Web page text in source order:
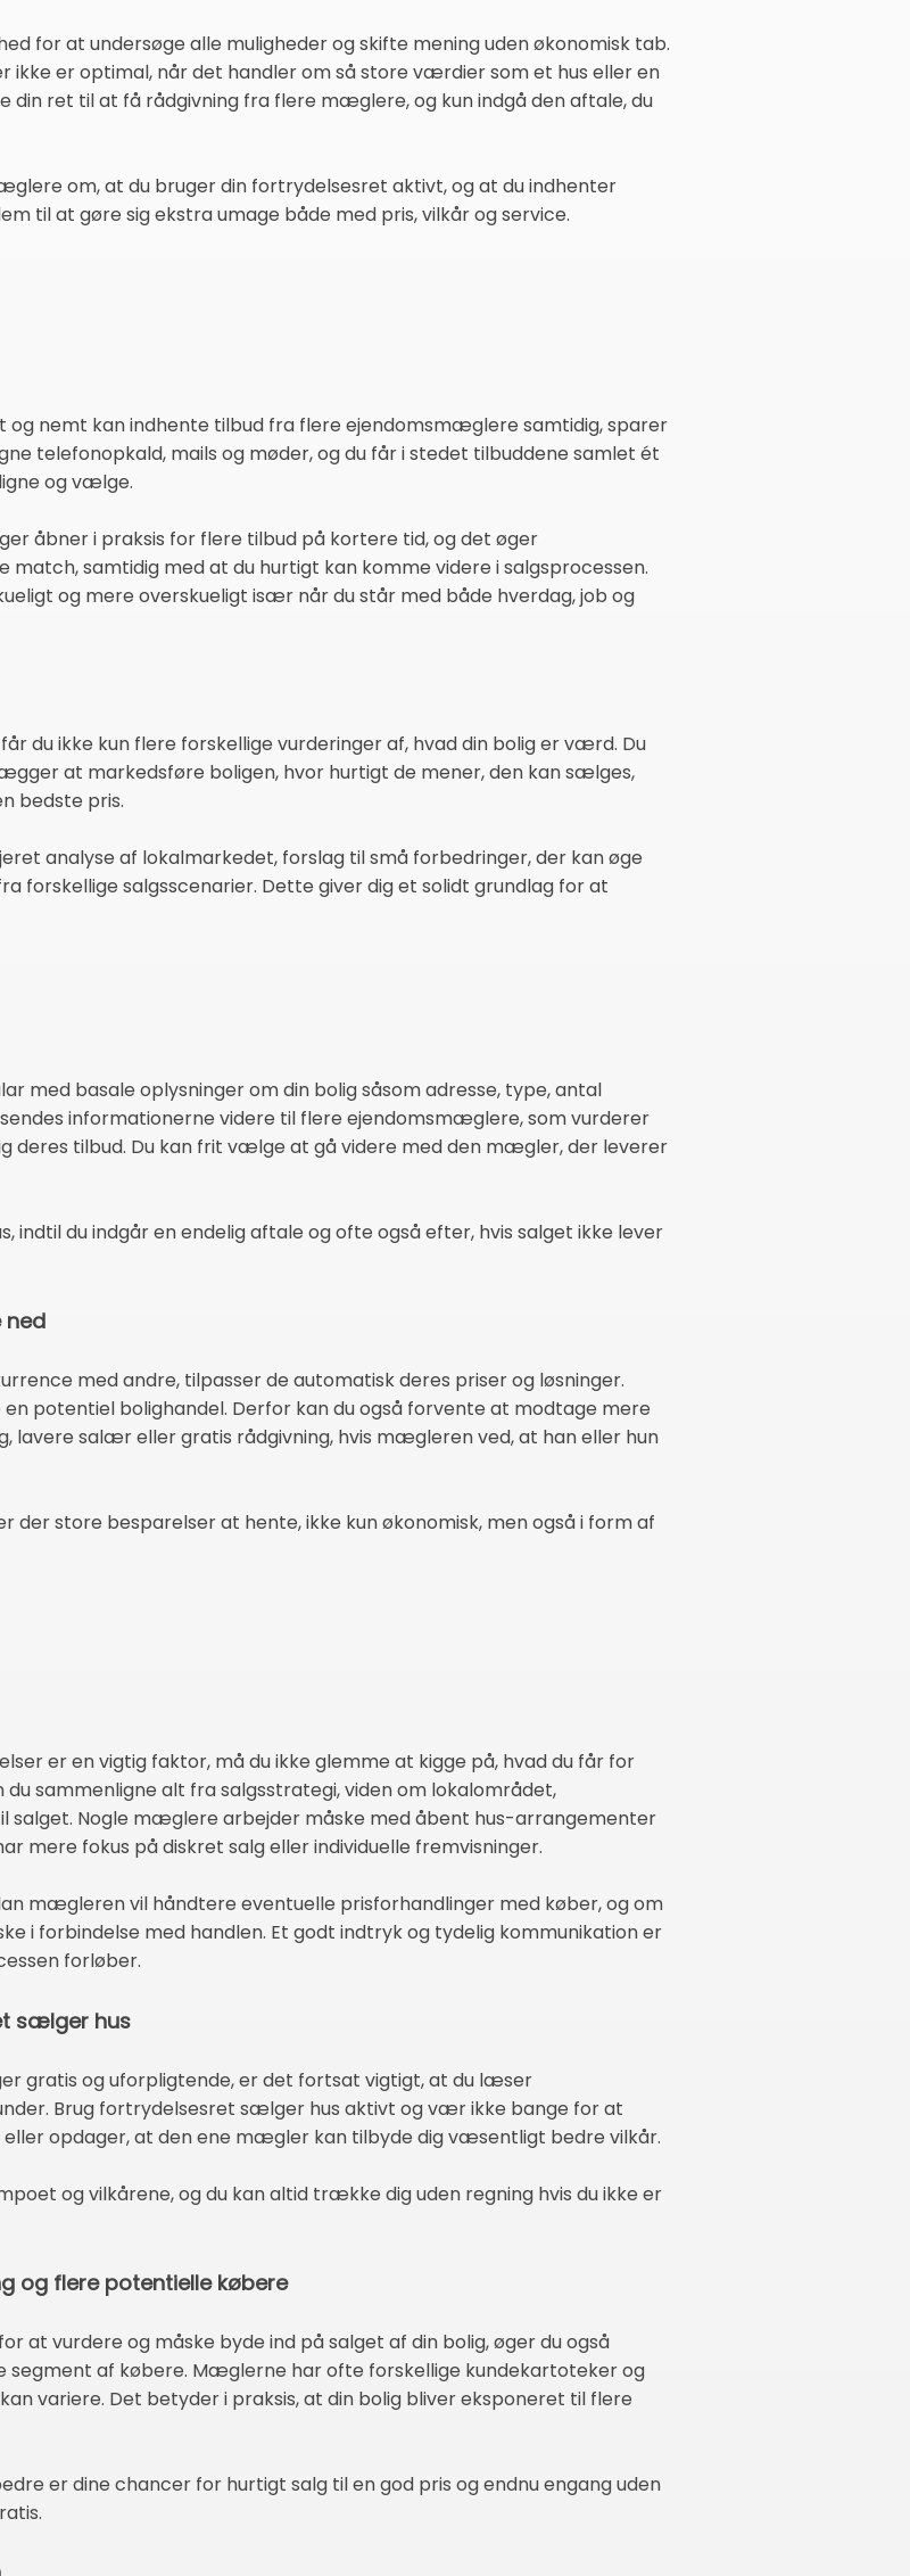
for at undersøge alle muligheder og skifte mening uden økonomisk tab.
ikke er optimal, når det handler om så store værdier som et hus eller en
din ret til at få rådgivning fra flere mæglere, og kun indgå den aftale, du
om, at du bruger din fortrydelsesret aktivt, og at du indhenter
til at gøre sig ekstra umage både med pris, vilkår og service.
nemt kan indhente tilbud fra flere ejendomsmæglere samtidig, sparer
telefonopkald, mails og møder, og du får i stedet tilbuddene samlet ét
og vælge.
åbner i praksis for flere tilbud på kortere tid, og det øger
samtidig med at du hurtigt kan komme videre i salgsprocessen.
og mere overskueligt især når du står med både hverdag, job og
du ikke kun flere forskellige vurderinger af, hvad din bolig er værd. Du
at markedsføre boligen, hvor hurtigt de mener, den kan sælges,
bedste pris.
analyse af lokalmarkedet, forslag til små forbedringer, der kan øge
forskellige salgsscenarier. Dette giver dig et solidt grundlag for at
med basale oplysninger om din bolig såsom adresse, type, antal
informationerne videre til flere ejendomsmæglere, som vurderer
deres tilbud. Du kan frit vælge at gå videre med den mægler, der leverer
du indgår en endelig aftale og ofte også efter, hvis salget ikke lever
ned
med andre, tilpasser de automatisk deres priser og løsninger.
potentiel bolighandel. Derfor kan du også forvente at modtage mere
lavere salær eller gratis rådgivning, hvis mægleren ved, at han eller hun
der store besparelser at hente, ikke kun økonomisk, men også i form af
er en vigtig faktor, må du ikke glemme at kigge på, hvad du får for
sammenligne alt fra salgsstrategi, viden om lokalområdet,
salget. Nogle mæglere arbejder måske med åbent hus-arrangementer
mere fokus på diskret salg eller individuelle fremvisninger.
mægleren vil håndtere eventuelle prisforhandlinger med køber, og om
i forbindelse med handlen. Et godt indtryk og tydelig kommunikation er
forløber.
sælger hus
gratis og uforpligtende, er det fortsat vigtigt, at du læser
Brug fortrydelsesret sælger hus aktivt og vær ikke bange for at
opdager, at den ene mægler kan tilbyde dig væsentligt bedre vilkår.
og vilkårene, og du kan altid trække dig uden regning hvis du ikke er
og flere potentielle købere
at vurdere og måske byde ind på salget af din bolig, øger du også
af købere. Mæglerne har ofte forskellige kundekartoteker og
variere. Det betyder i praksis, at din bolig bliver eksponeret til flere
er dine chancer for hurtigt salg til en god pris og endnu engang uden